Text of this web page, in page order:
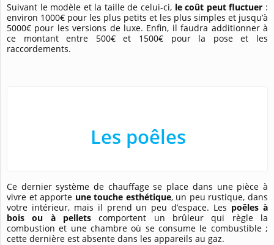
Suivant le modèle et la taille de celui-ci, le coût peut fluctuer :
environ 1000€ pour les plus petits et les plus simples et jusqu’à
5000€ pour les versions de luxe. Enfin, il faudra additionner à
ce montant entre 500€ et 1500€ pour la pose et les
raccordements.
Les poêles
Ce dernier système de chauffage se place dans une pièce à
vivre et apporte une touche esthétique, un peu rustique, dans
votre intérieur, mais il prend un peu d’espace. Les poêles à
bois ou à pelletscomportent un brûleur qui règle la
combustion et une chambre où se consume le combustible ;
cette dernière est absente dans les appareils au gaz.